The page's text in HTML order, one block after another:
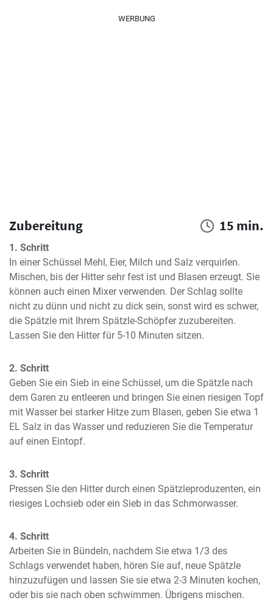
WERBUNG
Zubereitung 15 min.
1. Schritt
In einer Schüssel Mehl, Eier, Milch und Salz verquirlen.
Mischen, bis der Hitter sehr fest ist und Blasen erzeugt. Sie
können auch einen Mixer verwenden. Der Schlag sollte
nicht zu dünn und nicht zu dick sein, sonst wird es schwer,
die Spätzle mit Ihrem Spätzle-Schöpfer zuzubereiten.
Lassen Sie den Hitter für 5-10 Minuten sitzen.
2. Schritt
Geben Sie ein Sieb in eine Schüssel, um die Spätzle nach
dem Garen zu entleeren und bringen Sie einen riesigen Topf
mit Wasser bei starker Hitze zum Blasen, geben Sie etwa 1
EL Salz in das Wasser und reduzieren Sie die Temperatur
auf einen Eintopf.
3. Schritt
Pressen Sie den Hitter durch einen Spätzleproduzenten, ein
riesiges Lochsieb oder ein Sieb in das Schmorwasser.
4. Schritt
Arbeiten Sie in Bündeln, nachdem Sie etwa 1/3 des
Schlags verwendet haben, hören Sie auf, neue Spätzle
hinzuzufügen und lassen Sie sie etwa 2-3 Minuten kochen,
oder bis sie nach oben schwimmen. Übrigens mischen.